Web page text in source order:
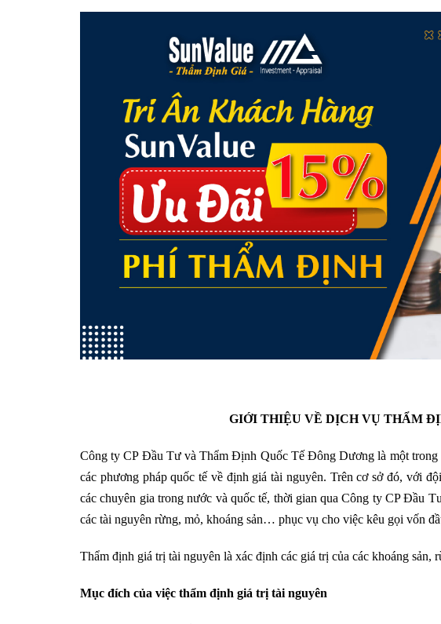
GIỚI THIỆU VỀ DỊCH VỤ THẨM
Công ty CP Đầu Tư và Thẩm Định Quốc Tế Đông Dương là một
các phương pháp quốc tế về định giá tài nguyên. Trên cơ sở đó, với
các chuyên gia trong nước và quốc tế, thời gian quaCông ty CP Đầu
các tài nguyên rừng, mỏ, khoáng sản… phục vụ cho việc kêu gọi vốn
Thẩm định giá trị tài nguyên là xác định các giá trị của các khoáng sản,
Mục đích của việc thẩm định giá trị tài nguyên